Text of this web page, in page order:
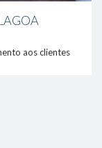
aos clientes